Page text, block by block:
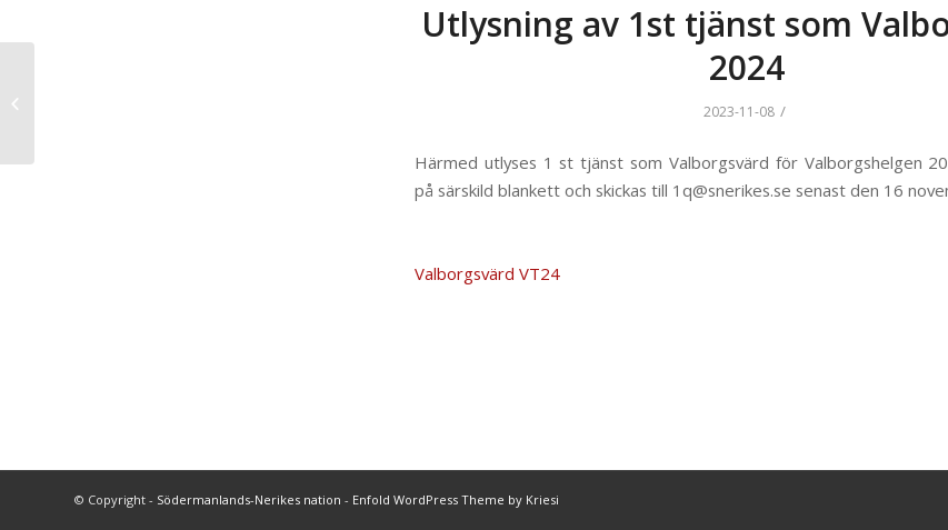
Utlysning av 1st tjänst som
2024
2023-11-08 /
Härmed utlyses 1 st tjänst som Valborgsvärd för Valborgshelgen
på särskild blankett och skickas till 1q@snerikes.se senast den 16
Valborgsvärd VT24
© Copyright - Södermanlands-Nerikes nation - Enfold WordPress Theme by Kriesi